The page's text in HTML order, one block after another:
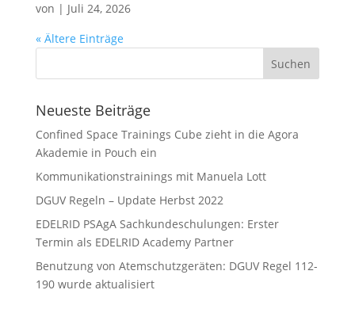
von | Juli 24, 2026
« Ältere Einträge
Neueste Beiträge
Confined Space Trainings Cube zieht in die Agora
Akademie in Pouch ein
Kommunikationstrainings mit Manuela Lott
DGUV Regeln – Update Herbst 2022
EDELRID PSAgA Sachkundeschulungen: Erster
Termin als EDELRID Academy Partner
Benutzung von Atemschutzgeräten: DGUV Regel 112-
190 wurde aktualisiert